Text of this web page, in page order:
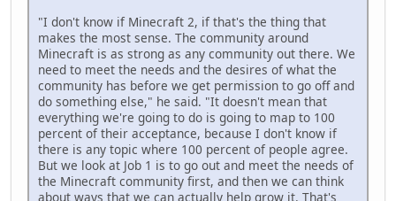
"I don't know if Minecraft 2, if that's the thing that
makes the most sense. The community around
Minecraft is as strong as any community out there. We
need to meet the needs and the desires of what the
community has before we get permission to go off and
do something else," he said. "It doesn't mean that
everything we're going to do is going to map to 100
percent of their acceptance, because I don't know if
there is any topic where 100 percent of people agree.
But we look at Job 1 is to go out and meet the needs of
the Minecraft community first, and then we can think
about ways that we can actually help grow it. That's